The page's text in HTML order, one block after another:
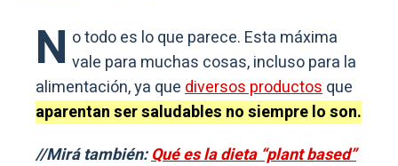
N o todo es lo que parece. Esta máxima
vale para muchas cosas, incluso para la
alimentación, ya quediversos productosque
aparentan ser saludables no siempre lo son.
//Mirá también:Qué es la dieta “plant based”